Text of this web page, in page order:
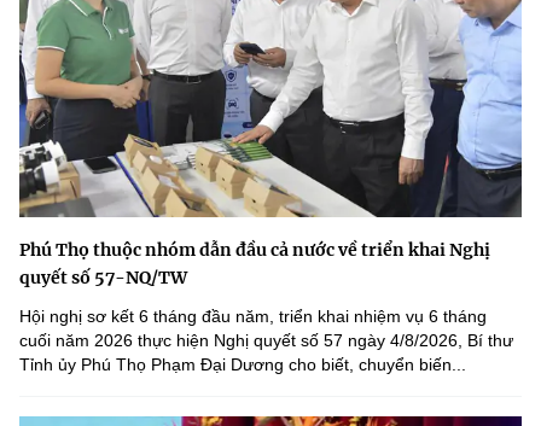
Phú Thọ thuộc nhóm dẫn đầu cả nước về triển khai Nghị
quyết số 57-NQ/TW
Hội nghị sơ kết 6 tháng đầu năm, triển khai nhiệm vụ 6 tháng
cuối năm 2026 thực hiện Nghị quyết số 57 ngày 4/8/2026, Bí thư
Tỉnh ủy Phú Thọ Phạm Đại Dương cho biết, chuyển biến...